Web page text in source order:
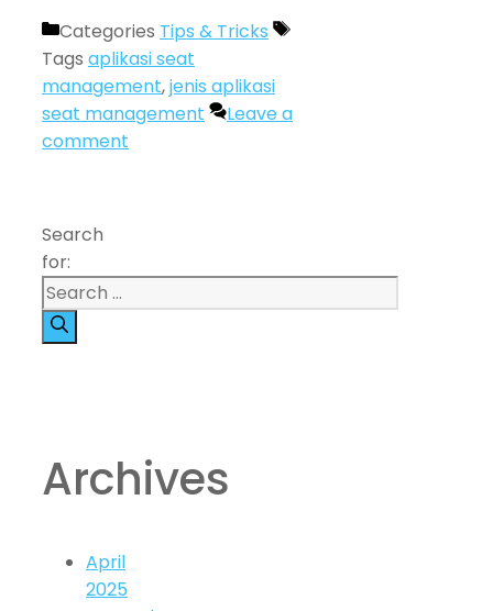
Categories Tips & Tricks
Tags aplikasi seat
management,jenis aplikasi
seat management
Leave a
comment
Search
for:
Archives
April
2025